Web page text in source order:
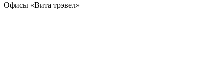
Офисы «Вита трэвел»